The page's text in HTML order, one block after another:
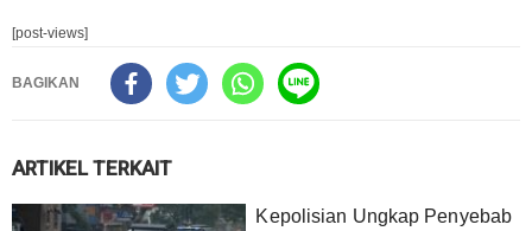
[post-views]
BAGIKAN
ARTIKEL TERKAIT
Kepolisian Ungkap Penyebab